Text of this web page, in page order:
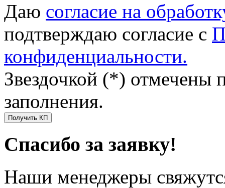
Даю согласие на
подтверждаю согласие с
конфиденциальности.
Звездочкой (*) отмечены
заполнения.
Получить КП
Спасибо за заявку!
Наши менеджеры